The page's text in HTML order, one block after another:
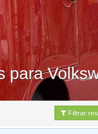
para
Filtrar